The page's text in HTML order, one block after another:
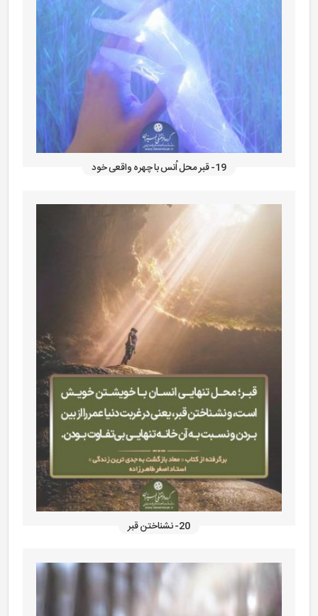
19- قبر محل اُنس با چهره واقعی خود
20- نشناختن قبر